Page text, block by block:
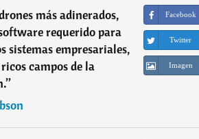
más adinerados,
requerido para
sistemas empresariales,
campos de la
”
Facebook
Twitter
Imagen